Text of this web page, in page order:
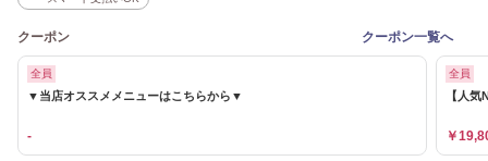
クーポン クーポン一覧へ
全員
▼当店オススメメニューはこちらから▼
-
全員
【人
￥